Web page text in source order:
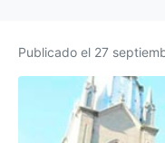
Publicado el 27